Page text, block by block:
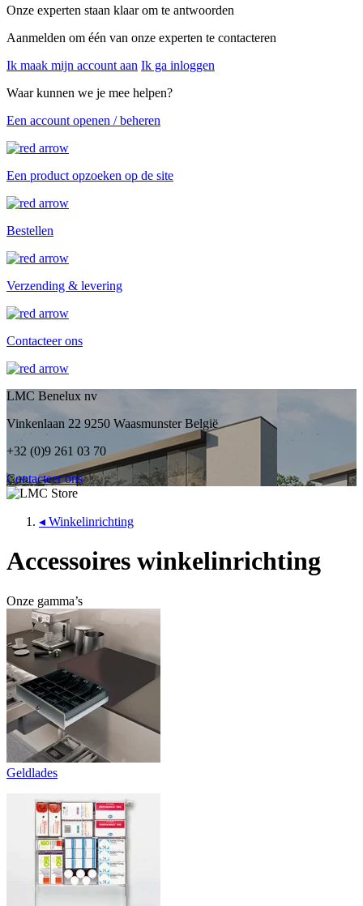
Onze experten staan klaar om te antwoorden
Aanmelden om één van onze experten te contacteren
Ik maak mijn account aan Ik ga inloggen
Waar kunnen we je mee helpen?
Een account openen / beheren
Een product opzoeken op de site
Bestellen
Verzending & levering
Contacteer ons
LMC Benelux nv
Vinkenlaan 22 9250 Waasmunster België
+32 (0)9 261 03 70
Contacteer ons
◂ Winkelinrichting
Accessoires winkelinrichting
Onze gamma’s
Geldlades